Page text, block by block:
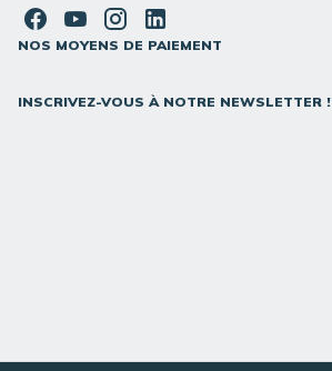
NOS MOYENS DE PAIEMENT
INSCRIVEZ-VOUS À NOTRE NEWSLETTER !